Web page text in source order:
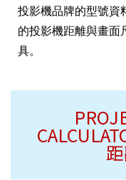
投影機品牌的型號資
的投影機距離與畫面
具。